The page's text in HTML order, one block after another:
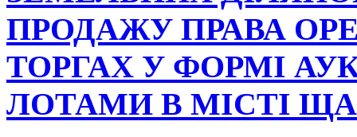
ПРОДАЖУ ПРАВА
ТОРГАХ У ФОРМІ
ЛОТАМИ В МІСТІ